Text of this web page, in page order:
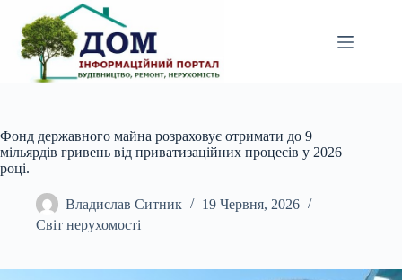
вмісту
Фонд державного майна розраховує отримати до 9
мільярдів гривень від приватизаційних процесів у 2026
році.
Владислав Ситник
19 Червня, 2026
Світ нерухомості